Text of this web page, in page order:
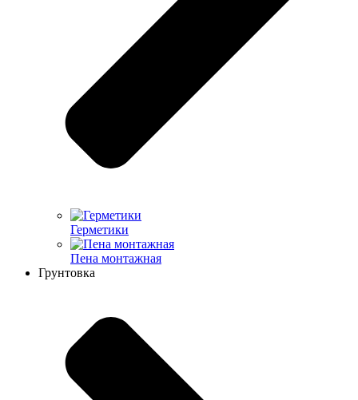
Герметики
Пена монтажная
Грунтовка